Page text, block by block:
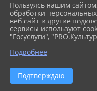
Карта сайта
Политика обработки
Сделано на KubCMS
Разработка и поддержка
Пользуясь нашим
обработки
веб-сайт и другие
сервисы используют
"Госуслуги",
Подробнее
Подтверждаю